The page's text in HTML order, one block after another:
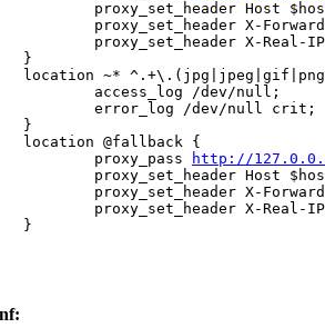
proxy_set_header Host
proxy_set_header X-
proxy_set_header X-Real-
}
location ~*
access_log /dev/null;
error_log /dev/null crit;
}
location @fallback {
proxy_pass
http://
proxy_set_header Host
proxy_set_header X-
proxy_set_header X-Real-
}